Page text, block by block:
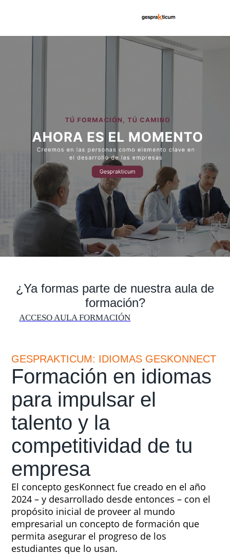
¿Ya formas parte de nuestra aula de
formación?
ACCESO AULA FORMACIÓN
GESPRAKTICUM: IDIOMAS GESKONNECT
Formación en idiomas
para impulsar el
talento y la
competitividad de tu
empresa
El concepto gesKonnect fue creado en el año
2024 – y desarrollado desde entonces – con el
propósito inicial de proveer al mundo
empresarial un concepto de formación que
permita asegurar el progreso de los
estudiantes que lo usan.